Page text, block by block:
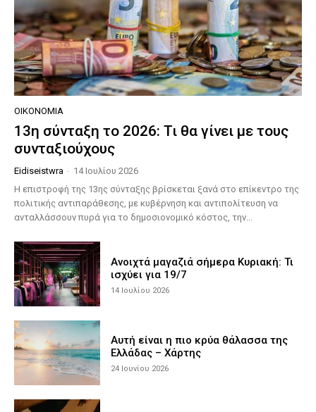
ΟΙΚΟΝΟΜΊΑ
13η σύνταξη το 2026: Τι θα γίνει με τους
συνταξιούχους
Eidiseistwra - 14 Ιουλίου 2026
Η επιστροφή της 13ης σύνταξης βρίσκεται ξανά στο επίκεντρο της
πολιτικής αντιπαράθεσης, με κυβέρνηση και αντιπολίτευση να
ανταλλάσσουν πυρά για το δημοσιονομικό κόστος, την...
Ανοιχτά μαγαζιά σήμερα Κυριακή: Τι
ισχύει για 19/7
14 Ιουλίου 2026
Αυτή είναι η πιο κρύα θάλασσα της
Ελλάδας – Χάρτης
24 Ιουνίου 2026